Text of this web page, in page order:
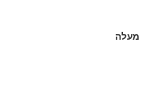
מעלה